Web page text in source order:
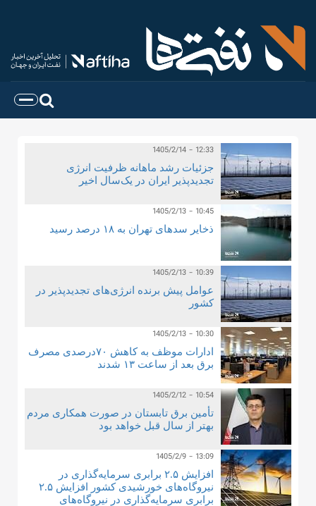
1405/2/14 - 12:33
جزئیات رشد ماهانه ظرفیت انرژی
تجدیدپذیر ایران در یک‌‌سال اخیر
1405/2/13 - 10:45
ذخایر سدهای تهران به ۱۸ درصد رسید
1405/2/13 - 10:39
عوامل پیش برنده انرژی‌های تجدیدپذیر در
کشور
1405/2/13 - 10:30
ادارات موظف به کاهش ۷۰درصدی مصرف
برق بعد از ساعت ۱۳ شدند
1405/2/12 - 10:54
تأمین برق تابستان در صورت همکاری مردم
بهتر از سال قبل خواهد بود
1405/2/9 - 13:09
افزایش ۲.۵ برابری سرمایه‌گذاری در
نیروگاه‌های خورشیدی کشور افزایش ۲.۵
برابری سرمایه‌گذاری در نیروگاه‌های